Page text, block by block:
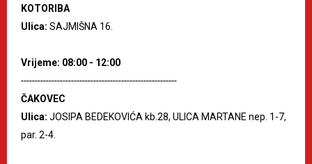
KOTORIBA
Ulica: SAJMIŠNA 16.
Vrijeme: 08:00 - 12:00
--------------------------------------------------------
ČAKOVEC
Ulica: JOSIPA BEDEKOVIĆA kb.28, ULICA MARTANE nep. 1-7,
par. 2-4.